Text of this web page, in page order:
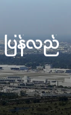
ကြောင့်
ေဆုံးမှုရှိ